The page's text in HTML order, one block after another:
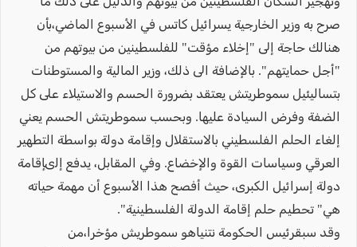
صرح به وزير الخارجية يسرائيل كاتس في الأسبوع الماضي،بأن
هنالك حاجة إلى "إخلاء مؤقت" للفلسطينين من بيوتهم من
"أجل حمايتهم". بالإضافة الى ذلك، وزير المالية والمستوطنات
بتساليئيل سموطريتش يعتقد بضرورة الحسم والاستيلاء على كل
الضفة وفرض السيادة عليها. وبحسب سموطريتش الحسم يعني
إلغاء الحلم الفلسطيني بالاستقلال وإقامة دولة بواسطة التطهير
العرقي وسياسات القوة والإخضاع. وفي المقابل، يدفع إلىإقامة
دولة إسرائيل الكبرى، حيث أفصح هذا الأسبوع أن مهمة حياته
هي" تحطيم حلم إقامة الدولة الفلسطينية".
وقد سبقرئيس الحكومة نتنياهو سموطريش مؤخرا،من